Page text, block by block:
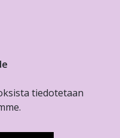
tiedotetaan